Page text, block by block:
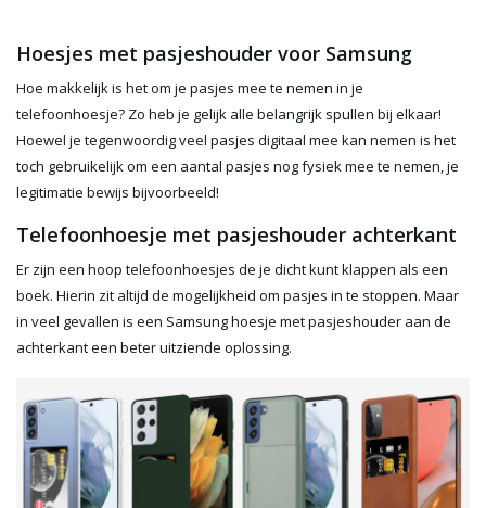
Hoesjes met pasjeshouder voor Samsung
Hoe makkelijk is het om je pasjes mee te nemen in je
telefoonhoesje? Zo heb je gelijk alle belangrijk spullen bij elkaar!
Hoewel je tegenwoordig veel pasjes digitaal mee kan nemen is het
toch gebruikelijk om een aantal pasjes nog fysiek mee te nemen, je
legitimatie bewijs bijvoorbeeld!
Telefoonhoesje met pasjeshouder achterkant
Er zijn een hoop telefoonhoesjes de je dicht kunt klappen als een
boek. Hierin zit altijd de mogelijkheid om pasjes in te stoppen. Maar
in veel gevallen is een Samsung hoesje met pasjeshouder aan de
achterkant een beter uitziende oplossing.